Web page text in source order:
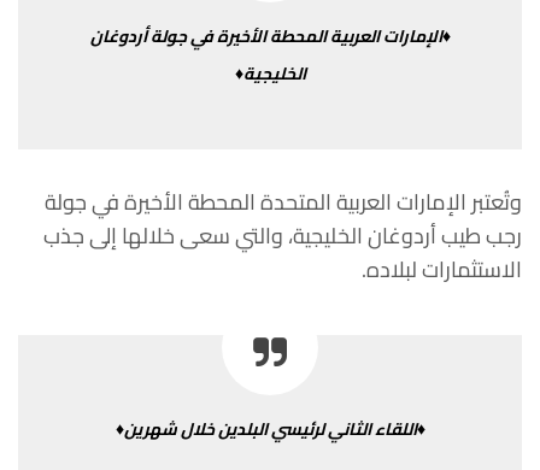
♦الإماراتالعربيةالمحطةالأخيرةفيجولةأردوغان
الخليجية♦
وتُعتبرالإماراتالعربيةالمتحدةالمحطةالأخيرةفيجولة
رجبطيبأردوغانالخليجية،والتيسعىخلالهاإلىجذب
الاستثماراتلبلاده.
♦اللقاءالثانيلرئيسيالبلدينخلالشهرين♦